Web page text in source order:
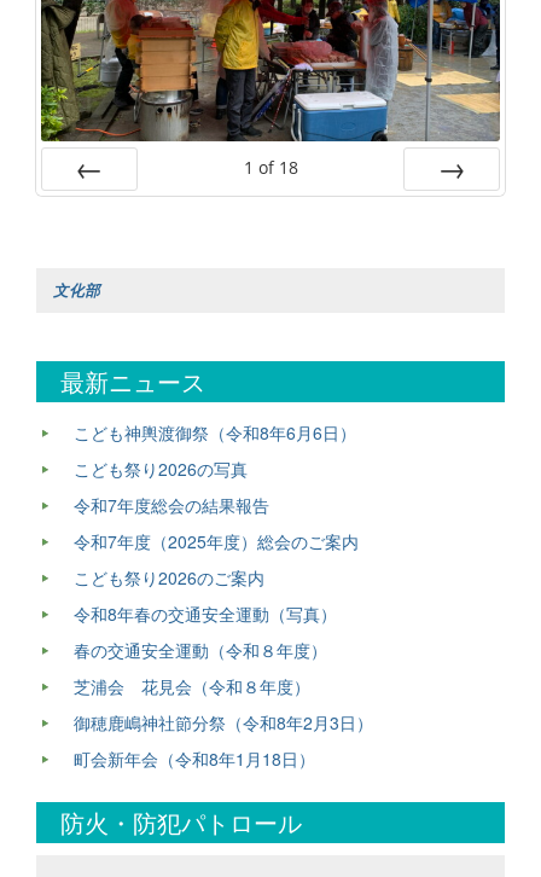
1 of 18
文化部
最新ニュース
こども神輿渡御祭（令和8年6月6日）
こども祭り2026の写真
令和7年度総会の結果報告
令和7年度（2025年度）総会のご案内
こども祭り2026のご案内
令和8年春の交通安全運動（写真）
春の交通安全運動（令和８年度）
芝浦会 花見会（令和８年度）
御穂鹿嶋神社節分祭（令和8年2月3日）
町会新年会（令和8年1月18日）
防火・防犯パトロール